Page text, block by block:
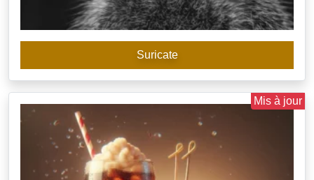
Suricate
Mis à jour